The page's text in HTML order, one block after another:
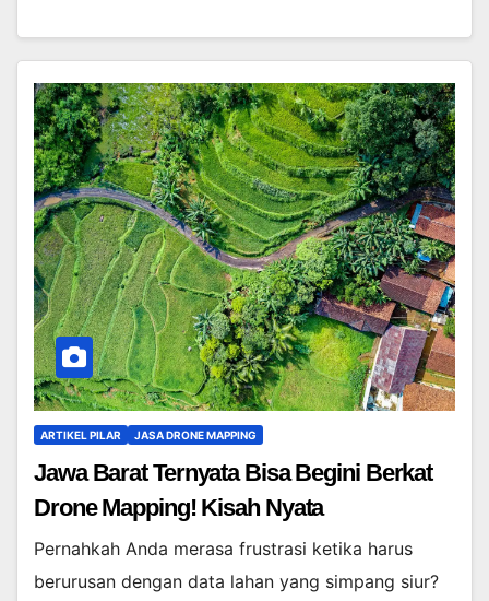
ARTIKEL PILAR JASA DRONE MAPPING
Jawa Barat Ternyata Bisa Begini Berkat
Drone Mapping! Kisah Nyata
Pernahkah Anda merasa frustrasi ketika harus
berurusan dengan data lahan yang simpang siur?